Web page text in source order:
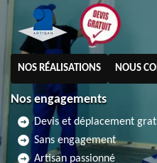
NOS RÉALISATIONS NOUS
Nos engagements
Devis et déplacement
Sans engagement
Artisan passionné